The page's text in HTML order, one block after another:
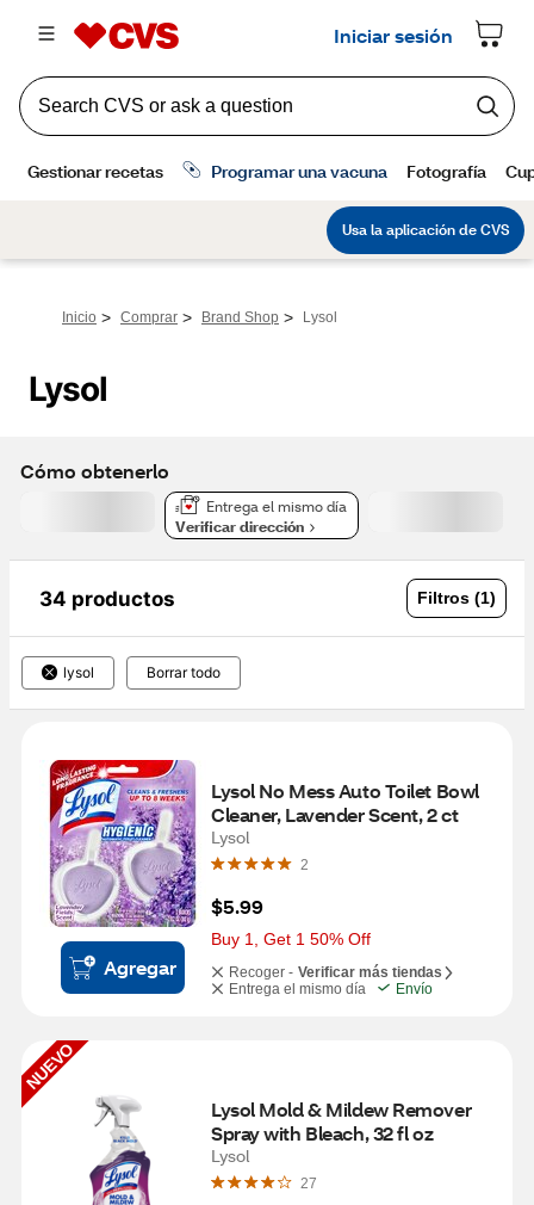
Inicio > Comprar > Brand Shop > Lysol
Lysol
Cómo obtenerlo
Entrega el mismo día
Verificar dirección
34 productos Filtros (1)
lysol Borrar todo
Agregar
Lysol No Mess Auto Toilet Bowl
Cleaner, Lavender Scent, 2 ct
Lysol
2
$5.99
Buy 1, Get 1 50% Off
Recoger - Verificar más tiendas
Entrega el mismo día
Envío
NUEVO
Lysol Mold & Mildew Remover
Spray with Bleach, 32 fl oz
Lysol
27